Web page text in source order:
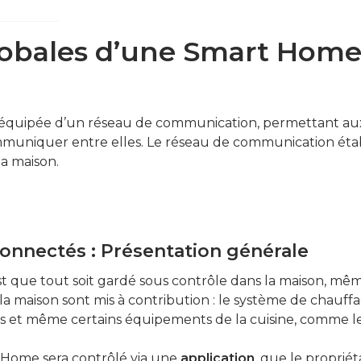
d’une Smart Home
d’un réseau de communication, permettant
entre elles. Le réseau de communication
maison.
: Présentation générale
que tout soit gardé sous contrôle dans la maison,
maison sont mis à contribution : le système de
et même certains équipements de la cuisine, comme